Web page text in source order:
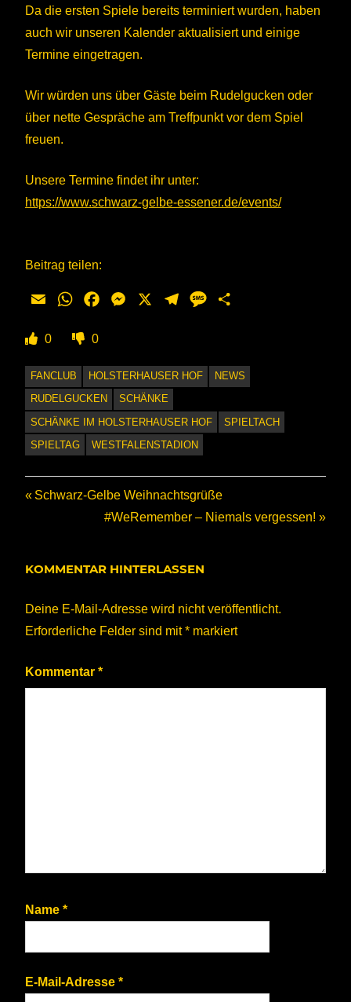
Da die ersten Spiele bereits terminiert wurden, haben
auch wir unseren Kalender aktualisiert und einige
Termine eingetragen.
Wir würden uns über Gäste beim Rudelgucken oder
über nette Gespräche am Treffpunkt vor dem Spiel
freuen.
Unsere Termine findet ihr unter:
https://www.schwarz-gelbe-essener.de/events/
Beitrag teilen:
Email WhatsAppFacebookMessengerTelegramMessage
0 0
FANCLUB HOLSTERHAUSER HOF
NEWS
RUDELGUCKEN
SCHÄNKE
SCHÄNKE IM HOLSTERHAUSER HOF
SPIELTACH
SPIELTAG
WESTFALENSTADION
Beitragsnavigation
Vorheriger
Schwarz-Gelbe Weihnachtsgrüße
Nächster
#WeRemember – Niemals vergessen!
KOMMENTAR HINTERLASSEN
Deine E-Mail-Adresse wird nicht veröffentlicht.
Erforderliche Felder sind mit* markiert
Kommentar *
Name *
E-Mail-Adresse *